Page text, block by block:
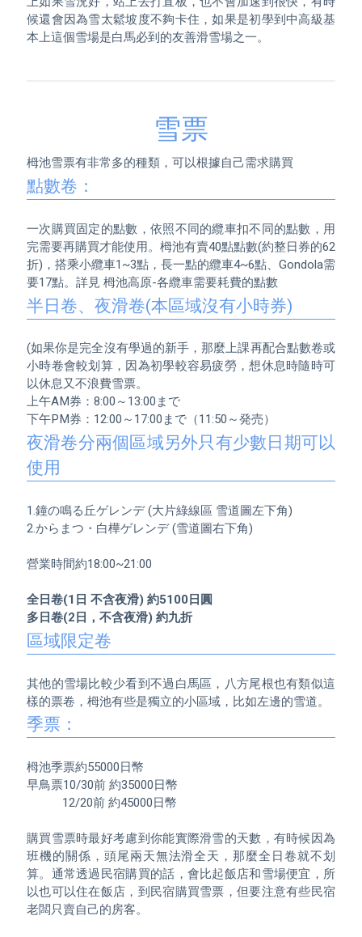
候還會因為雪太鬆坡度不夠卡住，如果是初學到中高級基
本上這個雪場是白馬必到的友善滑雪場之一。
雪票
點數卷：
一次購買固定的點數，依照不同的纜車扣不同的點數，用
完需要再購買才能使用。栂池有賣40點點數(約整日券的62
折)，搭乘小纜車1~3點，長一點的纜車4~6點、Gondola需
要17點。詳見 栂池高原-各纜車需要耗費的點數
半日卷、夜滑卷(本區域沒有小時券)
(如果你是完全沒有學過的新手，那麼上課再配合點數卷或
小時卷會較划算，因為初學較容易疲勞，想休息時隨時可
以休息又不浪費雪票。
上午AM券：8:00～13:00まで
夜滑卷分兩個區域另外只有少數日期可以
使用
1.鐘の鳴る丘ゲレンデ (大片綠線區 雪道圖左下角)
2.からまつ・白樺ゲレンデ (雪道圖右下角)
營業時間約18:00~21:00
全日卷(1日 不含夜滑) 約5100日圓
多日卷(2日，不含夜滑) 約九折
區域限定卷
其他的雪場比較少看到不過白馬區，八方尾根也有類似這
季票：
栂池季票約55000日幣
早鳥票10/30前 約35000日幣
購買雪票時最好考慮到你能實際滑雪的天數，有時候因為
班機的關係，頭尾兩天無法滑全天，那麼全日卷就不划
算。通常透過民宿購買的話，會比起飯店和雪場便宜，所
以也可以住在飯店，到民宿購買雪票，但要注意有些民宿
老闆只賣自己的房客。